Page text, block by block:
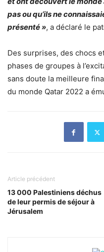
pas ou qu’ils ne
présenté », a déclaré le
Des surprises, des chocs
phases de groupes à
sans doute la meilleure
du monde Qatar 2022 a
Article précédent
13 000 Palestiniens déchus
de leur permis de séjour à
Jérusalem